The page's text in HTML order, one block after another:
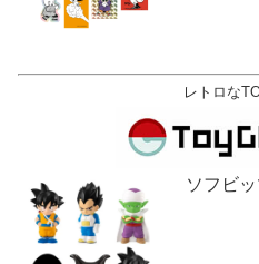
レトロな
ソフビ